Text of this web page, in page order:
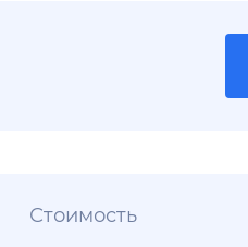
Стоимость